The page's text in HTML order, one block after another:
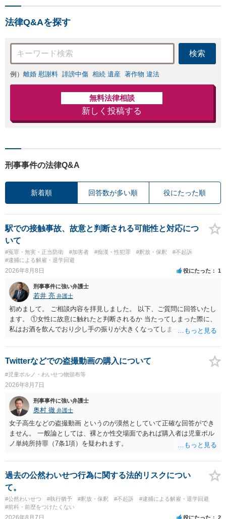
法律Q&Aを探す
検索
例） 離婚 慰謝料 誹謗中傷 相続 遺産 著作物 違法
無料法律相談
新しく投稿する
刑事事件の法律Q&A
新着順 回答数が多い順 役にたった順
駅での接触事故、故意と判断される可能性と対応につ
いて
#冤罪・無実・正当防衛 #加害者 #痴漢・性犯罪 #釈放・保釈
#不起訴
#逮捕による解雇・退学回避
2026年8月8日 役にたった 1
刑事事件に強い弁護士
若井 亮 弁護士
初めまして。 ご相談内容を拝見しました。 以下、ご質問に回答いたし
ます。 ①女性に故意に触れたと判断されるか 当たってしまった際に、
私はお酒を飲んでおり少し手の振りが大きくなってしまっていたこと
いた場合、故意だと判定されやすいのでしょうか？ お伺いする限り、
故意があると判断されることは無いかと思います。 ②逮捕、呼び出し
捕、呼び出しされる可能性はどれほどでしょうか？ 誤って当たってし
まっただけであり、さらにその場で女性等のアクションが無かったこ
とからすると、この後に呼び出される可能性は極めて低いと思いま
す。 ③逮捕呼び出しまでの期間 大体どれほどの期間逮捕呼び出しの可
能性があると考えれば良いのでしょうか？ 逮捕や呼び出しの可能性は
極めて低いと思います。 連絡が来ることはないでしょう。
Twitterなどでの盗撮動画の購入について
#児童ポルノ・わいせつ物頒布等
2026年8月7日
刑事事件に強い弁護士
奥村 徹 弁護士
女子高生などの盗撮動画 というのが漠然としていて正確な回答ができ
ません。 一般論としては、裸とか性交場面であれば購入者は児童ポル
ノ単純所持罪（7条1項）を疑われます。
過去の公然わいせつ行為に関する法的リスクについ
て。
#公然わいせつ #執行猶予 #釈放・保釈 #不起訴
#逮捕による解雇・退学回避
#前科・前歴をつけたくない
2026年8月7日 役にたった 2